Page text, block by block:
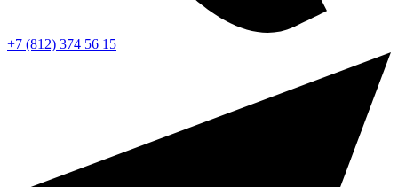
+7 (812) 374 56 15